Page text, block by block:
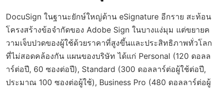
DocuSign ในฐานะยักษ์ใหญ่ด้าน eSignature อีกราย สะท้อน
โครงสร้างข้อจำกัดของ Adobe Sign ในบางแง่มุม แต่ขยายค
วามเจ็บปวดของผู้ใช้ด้วยราคาที่สูงขึ้นและประสิทธิภาพทั่วโลก
ที่ไม่สอดคล้องกัน แผนของบริษัท ได้แก่ Personal (120 ดอลล
าร์ต่อปี, 60 ซองต่อปี), Standard (300 ดอลลาร์ต่อผู้ใช้ต่อปี,
ประมาณ 100 ซองต่อผู้ใช้), Business Pro (480 ดอลลาร์ต่อผู้